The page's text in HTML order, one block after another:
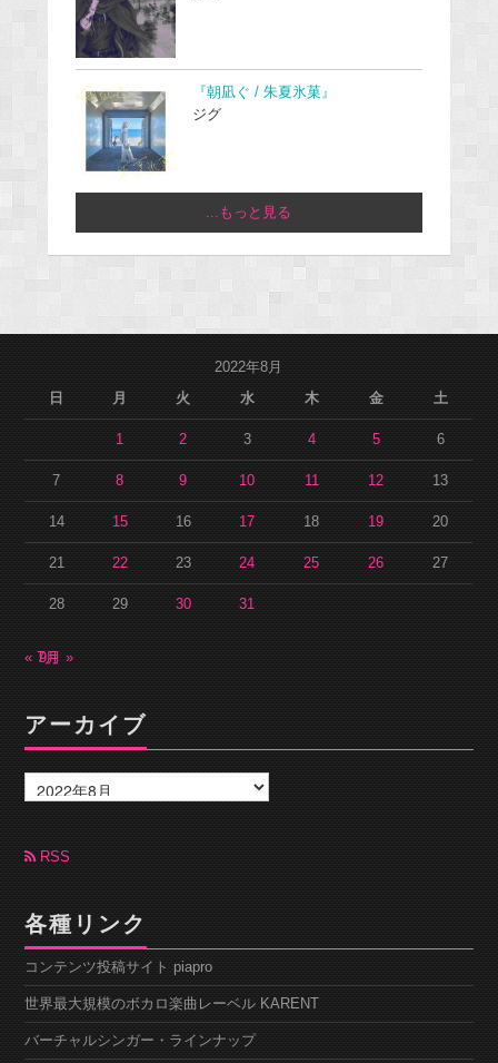
『朝凪ぐ / 朱夏氷菓』
ジグ
...もっと見る
2022年8月
日
月 火 水 木 金 土
1 2 3 4 5 6
7 8 9 10 11 12 13
14 15 16 17 18 19 20
21 22 23 24 25 26 27
28 29 30 31
« 7月9月 »
アーカイブ
ー
カ
ブ RSS
各種リンク
コンテンツ投稿サイト piapro
世界最大規模のボカロ楽曲レーベル KARENT
バーチャルシンガー・ラインナップ